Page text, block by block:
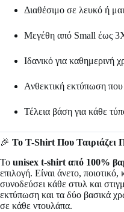
Διαθέσιμο σε λευκό ή
Μεγέθη από Small έως
Ιδανικό για καθημερινή
Ανθεκτική εκτύπωση που
Τέλεια βάση για κάθε
🎉 Το T-Shirt Που Ταιριάζει
Το unisex t-shirt από 100%
επιλογή. Είναι άνετο,
συνοδεύσει κάθε στυλ και
εκτύπωση και τα δύο βασικά
σε κάθε ντουλάπα.